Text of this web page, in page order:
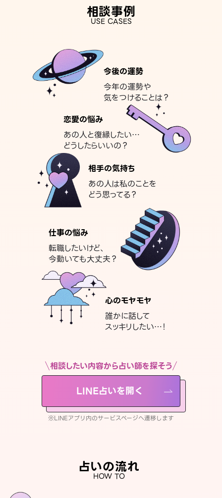
相談事例
USE CASES
今後の運勢
今年の運勢や
気をつけることは？
恋愛の悩み
あの人と復縁したい…
どうしたらいいの？
相手の気持ち
あの人は私のことを
どう思ってる？
仕事の悩み
転職したいけど、
今動いても大丈夫？
心のモヤモヤ
誰かに話して
スッキリしたい…！
相談したい内容から占い師を探そう
LINE占いを開く
※LINEアプリ内のサービスページへ遷移します
占いの流れ
HOW TO